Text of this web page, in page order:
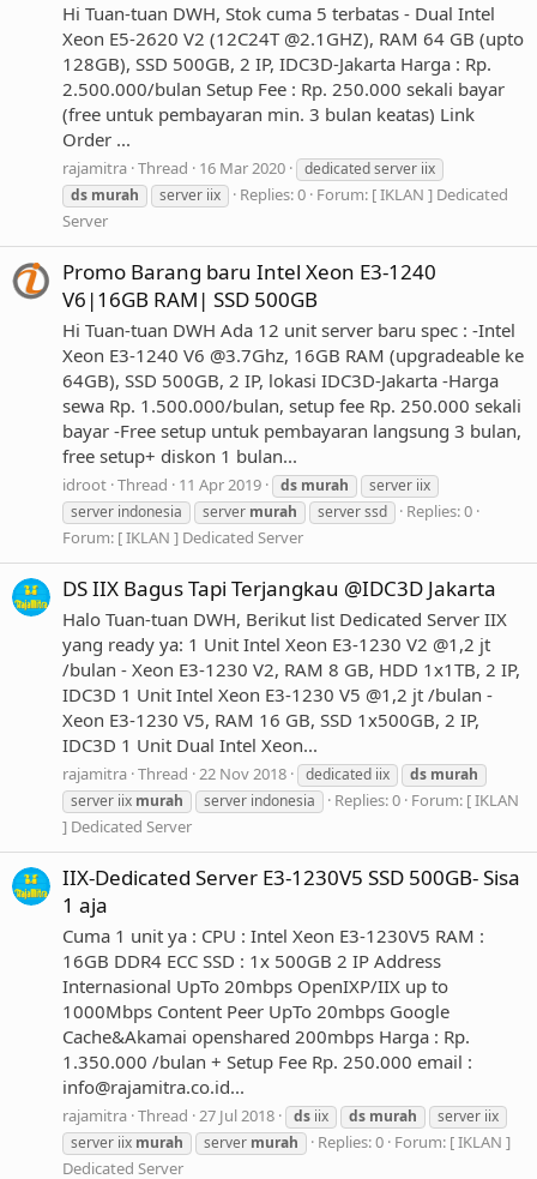
Hi Tuan-tuan DWH, Stok cuma 5 terbatas - Dual Intel
Xeon E5-2620 V2 (12C24T @2.1GHZ), RAM 64 GB (upto
128GB), SSD 500GB, 2 IP, IDC3D-Jakarta Harga : Rp.
2.500.000/bulan Setup Fee : Rp. 250.000 sekali bayar
(free untuk pembayaran min. 3 bulan keatas) Link
Order ...
rajamitra Thread 16 Mar 2020
dedicated server iix
ds murah server iix Replies: 0 Forum: [ IKLAN ] Dedicated
Server
Promo Barang baru Intel Xeon E3-1240
V6|16GB RAM| SSD 500GB
Hi Tuan-tuan DWH Ada 12 unit server baru spec : -Intel
Xeon E3-1240 V6 @3.7Ghz, 16GB RAM (upgradeable ke
64GB), SSD 500GB, 2 IP, lokasi IDC3D-Jakarta -Harga
sewa Rp. 1.500.000/bulan, setup fee Rp. 250.000 sekali
bayar -Free setup untuk pembayaran langsung 3 bulan,
free setup+ diskon 1 bulan...
idroot Thread 11 Apr 2019 ds murah
server iix
server indonesia
server murah server ssd
Replies: 0
Forum: [ IKLAN ] Dedicated Server
DS IIX Bagus Tapi Terjangkau @IDC3D Jakarta
Halo Tuan-tuan DWH, Berikut list Dedicated Server IIX
yang ready ya: 1 Unit Intel Xeon E3-1230 V2 @1,2 jt
/bulan - Xeon E3-1230 V2, RAM 8 GB, HDD 1x1TB, 2 IP,
IDC3D 1 Unit Intel Xeon E3-1230 V5 @1,2 jt /bulan -
Xeon E3-1230 V5, RAM 16 GB, SSD 1x500GB, 2 IP,
IDC3D 1 Unit Dual Intel Xeon...
rajamitra Thread 22 Nov 2018 dedicated iix ds murah
server iix murah server indonesia Replies: 0 Forum: [ IKLAN
] Dedicated Server
IIX-Dedicated Server E3-1230V5 SSD 500GB- Sisa
1 aja
Cuma 1 unit ya : CPU : Intel Xeon E3-1230V5 RAM :
16GB DDR4 ECC SSD : 1x 500GB 2 IP Address
Internasional UpTo 20mbps OpenIXP/IIX up to
1000Mbps Content Peer UpTo 20mbps Google
Cache&Akamai openshared 200mbps Harga : Rp.
1.350.000 /bulan + Setup Fee Rp. 250.000 email :
info@rajamitra.co.id...
rajamitra Thread 27 Jul 2018 ds iix ds murah
server iix
server iix murah server murah Replies: 0 Forum: [ IKLAN ]
Dedicated Server